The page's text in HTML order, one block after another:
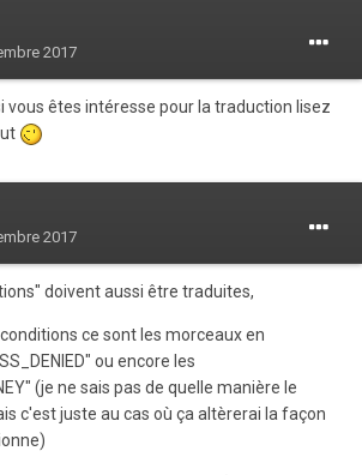
2017
vous êtes intéresse pour la traduction lisez
2017
doivent aussi être traduites,
ce sont les morceaux en
ou encore les
(je ne sais pas de quelle manière le
c'est juste au cas où ça altèrerai la façon